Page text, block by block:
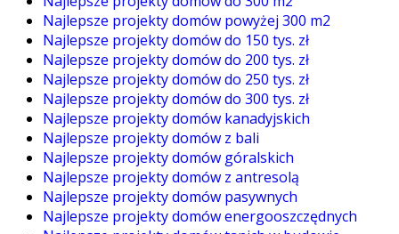
Najlepsze projekty domów powyżej 300 m2
Najlepsze projekty domów do 150 tys. zł
Najlepsze projekty domów do 200 tys. zł
Najlepsze projekty domów do 250 tys. zł
Najlepsze projekty domów do 300 tys. zł
Najlepsze projekty domów kanadyjskich
Najlepsze projekty domów z bali
Najlepsze projekty domów góralskich
Najlepsze projekty domów z antresolą
Najlepsze projekty domów pasywnych
Najlepsze projekty domów energooszczędnych